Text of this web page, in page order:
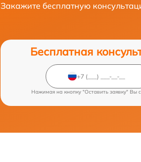
Закажите бесплатную
Бесплатная
Нажимая на кнопку "Оставить заявку" Вы